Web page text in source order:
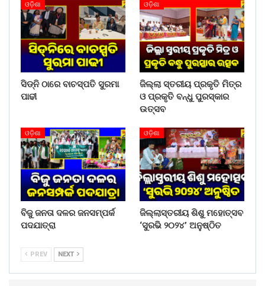
ଓଡ଼ିଶା
ସିଡ୍‌ନି ଠାରେ ବାଚସ୍ପତି ସୁରମା
ପାଢୀ
ଓଡ଼ିଶା
ଜିଲ୍ଲା ସ୍ତରୀୟ ପ୍ରକୃତି ମିତ୍ର
ଓ ପ୍ରକୃତି ବନ୍ଧୁ ପୁରସ୍କାର
ଉତ୍ସବ
ଓଡ଼ିଶା
ବିଜୁ ଜନତା ଦଳର ଜନସମ୍ପର୍କ
ପଦଯାତ୍ରା
ଓଡ଼ିଶା
ଜିଲ୍ଲାସ୍ତରୀୟ ଶିଶୁ ମହୋତ୍ସବ
‘ସୁରଭି ୨୦୨୪’ ଅନୁଷ୍ଠିତ
PREV NEXT